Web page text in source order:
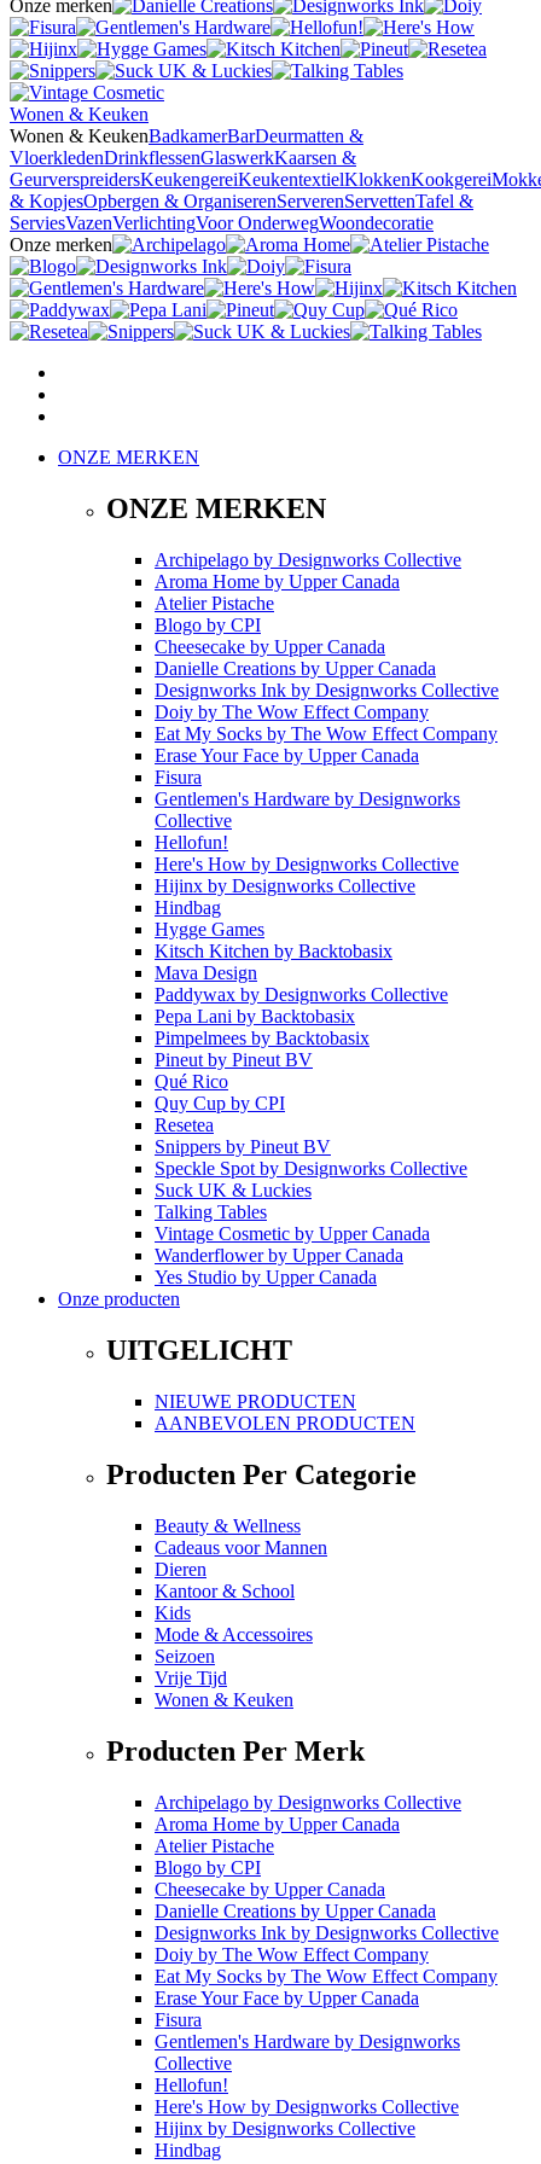
Onze merken
Wonen & Keuken
Wonen & KeukenBadkamerBarDeurmatten &
VloerkledenDrinkflessenGlaswerkKaarsen &
GeurverspreidersKeukengereiKeukentextielKlokkenKookgerei
& KopjesOpbergen & OrganiserenServerenServettenTafel &
ServiesVazenVerlichtingVoor OnderwegWoondecoratie
Onze merken
ONZE MERKEN
ONZE MERKEN
Archipelago by Designworks Collective
Aroma Home by Upper Canada
Atelier Pistache
Blogo by CPI
Cheesecake by Upper Canada
Danielle Creations by Upper Canada
Designworks Ink by Designworks Collective
Doiy by The Wow Effect Company
Eat My Socks by The Wow Effect Company
Erase Your Face by Upper Canada
Fisura
Gentlemen's Hardware by Designworks
Collective
Hellofun!
Here's How by Designworks Collective
Hijinx by Designworks Collective
Hindbag
Hygge Games
Kitsch Kitchen by Backtobasix
Mava Design
Paddywax by Designworks Collective
Pepa Lani by Backtobasix
Pimpelmees by Backtobasix
Pineut by Pineut BV
Qué Rico
Quy Cup by CPI
Resetea
Snippers by Pineut BV
Speckle Spot by Designworks Collective
Suck UK & Luckies
Talking Tables
Vintage Cosmetic by Upper Canada
Wanderflowerby Upper Canada
Yes Studio by Upper Canada
Onze producten
UITGELICHT
NIEUWE PRODUCTEN
AANBEVOLEN PRODUCTEN
Producten Per Categorie
Beauty & Wellness
Cadeaus voor Mannen
Dieren
Kantoor & School
Kids
Mode & Accessoires
Seizoen
Vrije Tijd
Wonen & Keuken
Producten Per Merk
Archipelago by Designworks Collective
Aroma Home by Upper Canada
Atelier Pistache
Blogo by CPI
Cheesecake by Upper Canada
Danielle Creations by Upper Canada
Designworks Ink by Designworks Collective
Doiy by The Wow Effect Company
Eat My Socks by The Wow Effect Company
Erase Your Face by Upper Canada
Fisura
Gentlemen's Hardware by Designworks
Collective
Hellofun!
Here's How by Designworks Collective
Hijinx by Designworks Collective
Hindbag